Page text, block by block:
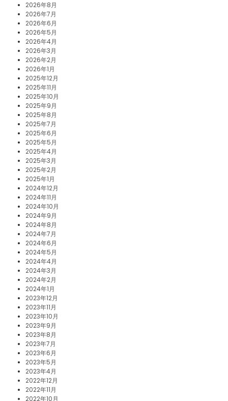
2026年8月
2026年7月
2026年6月
2026年5月
2026年4月
2026年3月
2026年2月
2026年1月
2025年12月
2025年11月
2025年10月
2025年9月
2025年8月
2025年7月
2025年6月
2025年5月
2025年4月
2025年3月
2025年2月
2025年1月
2024年12月
2024年11月
2024年10月
2024年9月
2024年8月
2024年7月
2024年6月
2024年5月
2024年4月
2024年3月
2024年2月
2024年1月
2023年12月
2023年11月
2023年10月
2023年9月
2023年8月
2023年7月
2023年6月
2023年5月
2023年4月
2022年12月
2022年11月
2022年10月